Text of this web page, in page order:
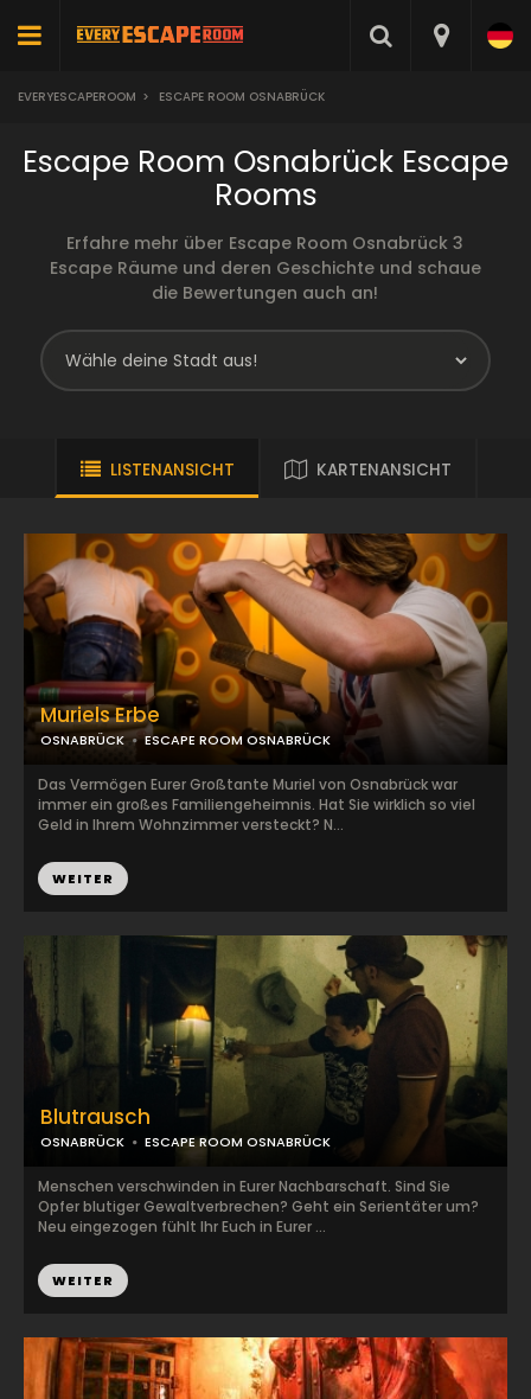
EVERYESCAPEROOM > ESCAPE ROOM OSNABRÜCK
Escape Room Osnabrück Escape
Rooms
Erfahre mehr über Escape Room Osnabrück 3
Escape Räume und deren Geschichte und schaue
die Bewertungen auch an!
LISTENANSICHT KARTENANSICHT
Muriels Erbe
OSNABRÜCK ESCAPE ROOM OSNABRÜCK
Das Vermögen Eurer Großtante Muriel von Osnabrück war
immer ein großes Familiengeheimnis. Hat Sie wirklich so viel
Geld in Ihrem Wohnzimmer versteckt? N...
WEITER
Blutrausch
OSNABRÜCK ESCAPE ROOM OSNABRÜCK
Menschen verschwinden in Eurer Nachbarschaft. Sind Sie
Opfer blutiger Gewaltverbrechen? Geht ein Serientäter um?
Neu eingezogen fühlt Ihr Euch in Eurer ...
WEITER